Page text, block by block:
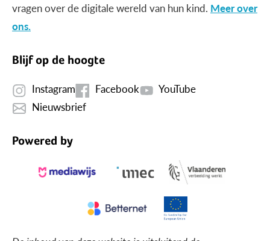
vragen over de digitale wereld van hun kind. Meer over
ons.
Blijf op de hoogte
Instagram Facebook
YouTube
Nieuwsbrief
Powered by